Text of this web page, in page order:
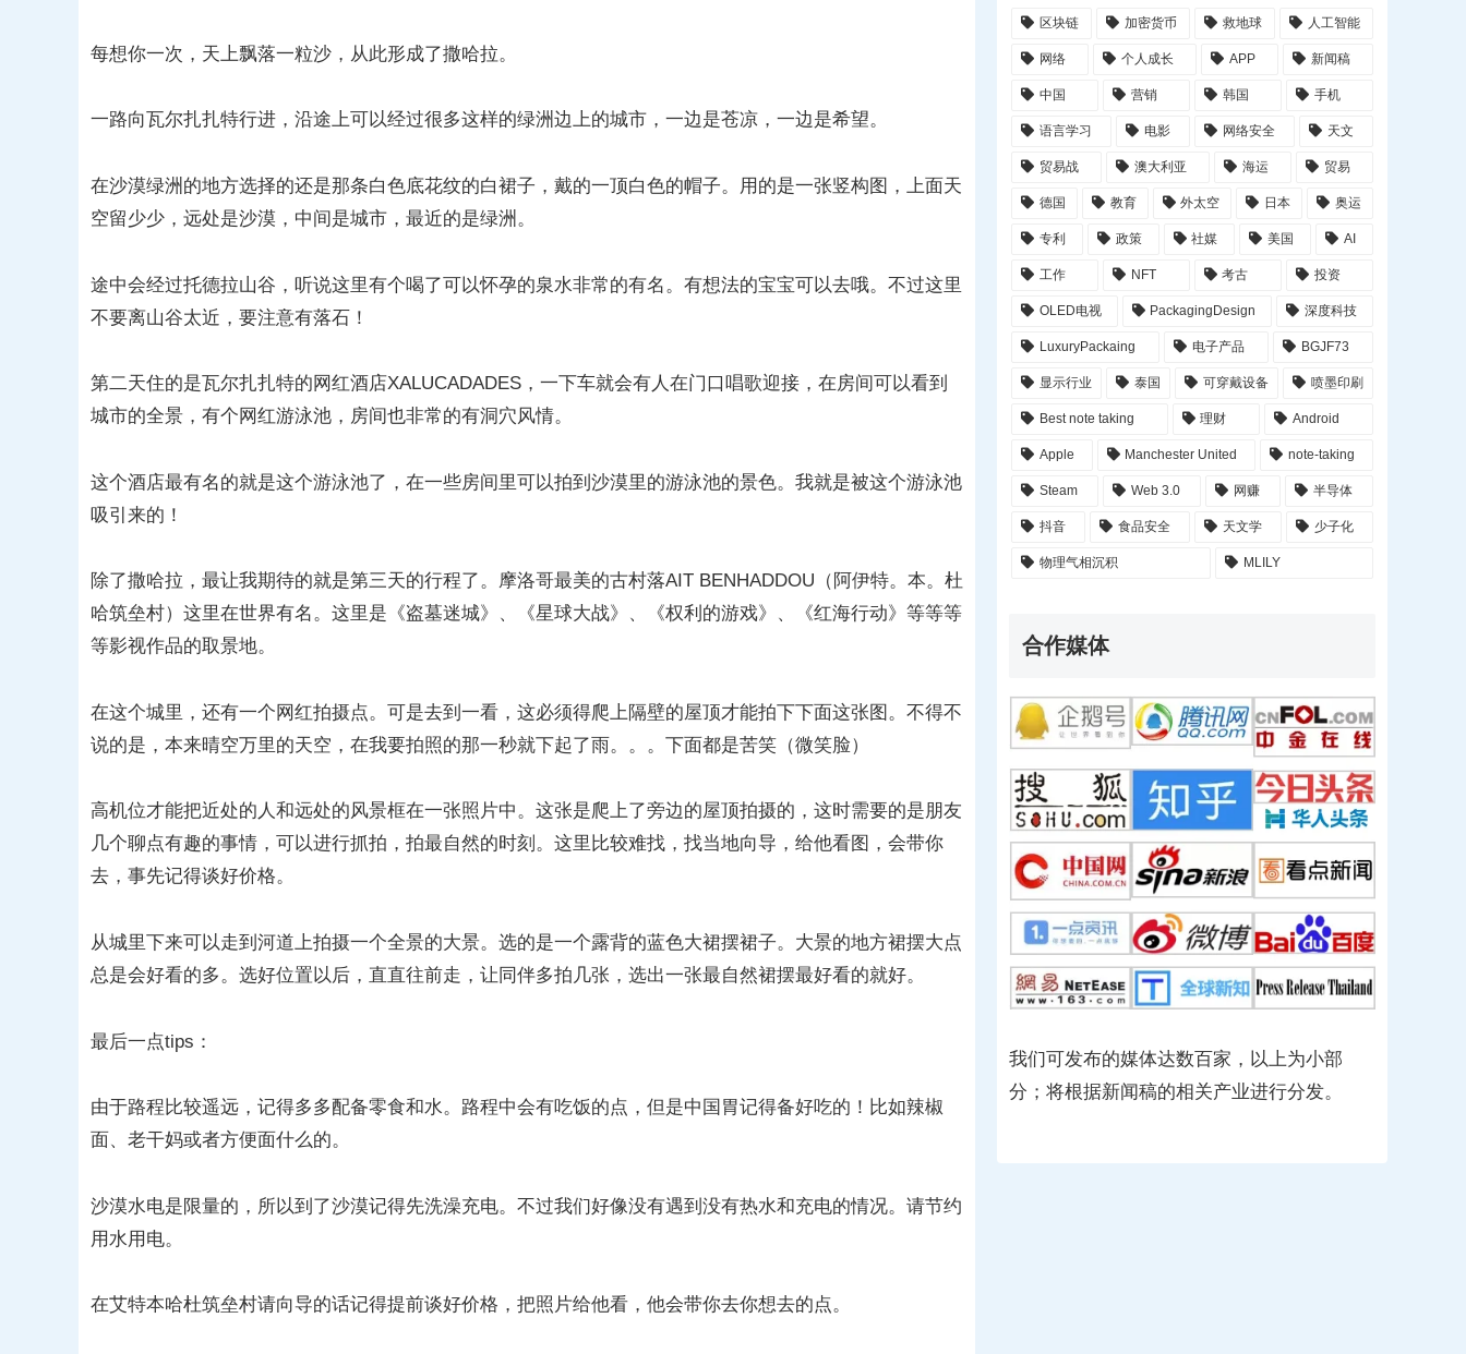
每想你一次，天上飘落一粒沙，从此形成了撒哈拉。
一路向瓦尔扎扎特行进，沿途上可以经过很多这样的绿洲边上的城市，一边是苍凉，一边是希望。
在沙漠绿洲的地方选择的还是那条白色底花纹的白裙子，戴的一顶白色的帽子。用的是一张竖构图，上面天
空留少少，远处是沙漠，中间是城市，最近的是绿洲。
途中会经过托德拉山谷，听说这里有个喝了可以怀孕的泉水非常的有名。有想法的宝宝可以去哦。不过这里
不要离山谷太近，要注意有落石！
第二天住的是瓦尔扎扎特的网红酒店XALUCADADES，一下车就会有人在门口唱歌迎接，在房间可以看到
城市的全景，有个网红游泳池，房间也非常的有洞穴风情。
这个酒店最有名的就是这个游泳池了，在一些房间里可以拍到沙漠里的游泳池的景色。我就是被这个游泳池
吸引来的！
除了撒哈拉，最让我期待的就是第三天的行程了。摩洛哥最美的古村落AIT BENHADDOU（阿伊特。本。杜
哈筑垒村）这里在世界有名。这里是《盗墓迷城》、《星球大战》、《权利的游戏》、《红海行动》等等等
等影视作品的取景地。
在这个城里，还有一个网红拍摄点。可是去到一看，这必须得爬上隔壁的屋顶才能拍下下面这张图。不得不
说的是，本来晴空万里的天空，在我要拍照的那一秒就下起了雨。。。下面都是苦笑（微笑脸）
高机位才能把近处的人和远处的风景框在一张照片中。这张是爬上了旁边的屋顶拍摄的，这时需要的是朋友
几个聊点有趣的事情，可以进行抓拍，拍最自然的时刻。这里比较难找，找当地向导，给他看图，会带你
去，事先记得谈好价格。
从城里下来可以走到河道上拍摄一个全景的大景。选的是一个露背的蓝色大裙摆裙子。大景的地方裙摆大点
总是会好看的多。选好位置以后，直直往前走，让同伴多拍几张，选出一张最自然裙摆最好看的就好。
最后一点tips：
由于路程比较遥远，记得多多配备零食和水。路程中会有吃饭的点，但是中国胃记得备好吃的！比如辣椒
面、老干妈或者方便面什么的。
沙漠水电是限量的，所以到了沙漠记得先洗澡充电。不过我们好像没有遇到没有热水和充电的情况。请节约
用水用电。
在艾特本哈杜筑垒村请向导的话记得提前谈好价格，把照片给他看，他会带你去你想去的点。
区块链 加密货币 救地球 人工智能
网络 个人成长 APP 新闻稿
中国 营销 韩国 手机
语言学习 电影 网络安全 天文
贸易战 澳大利亚 海运 贸易
德国 教育 外太空 日本 奥运
专利 政策 社媒 美国 AI
工作 NFT 考古 投资
OLED电视 PackagingDesign 深度科技
LuxuryPackaing 电子产品 BGJF73
显示行业 泰国 可穿戴设备 喷墨印刷
Best note taking 理财 Android
Apple Manchester United note-taking
Steam Web 3.0 网赚 半导体
抖音 食品安全 天文学 少子化
物理气相沉积 MLILY
合作媒体
我们可发布的媒体达数百家，以上为小部
分；将根据新闻稿的相关产业进行分发。